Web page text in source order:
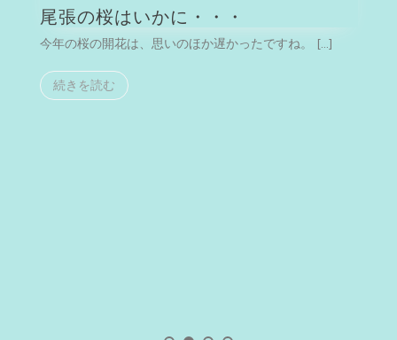
かに・・・
、思いのほか遅かったですね。 […] 今月は、伊豆に仕事の